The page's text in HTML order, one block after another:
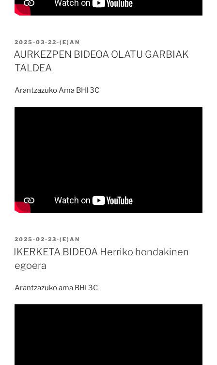
2025-03-22-(E)AN
AURKEZPEN BIDEOA OLATU GARBIAK
TALDEA
Arantzazuko Ama BHI 3C
2025-02-23-(E)AN
IKERKETA BIDEOA Herriko hondakinen
egoera
Arantzazuko ama BHI 3C